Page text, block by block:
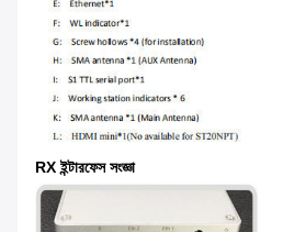
RX ইন্টারফেস সংজ্ঞা